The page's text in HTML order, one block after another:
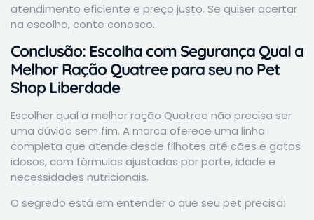
atendimento eficiente e preço justo. Se quiser acertar
na escolha, conte conosco.
Conclusão: Escolha com Segurança Qual a
Melhor Ração Quatree para seu no Pet
Shop Liberdade
Escolher qual a melhor ração Quatree não precisa ser
uma dúvida sem fim. A marca oferece uma linha
completa que atende desde filhotes até cães e gatos
idosos, com fórmulas ajustadas por porte, idade e
necessidades nutricionais.
O segredo está em entender o que seu pet precisa: